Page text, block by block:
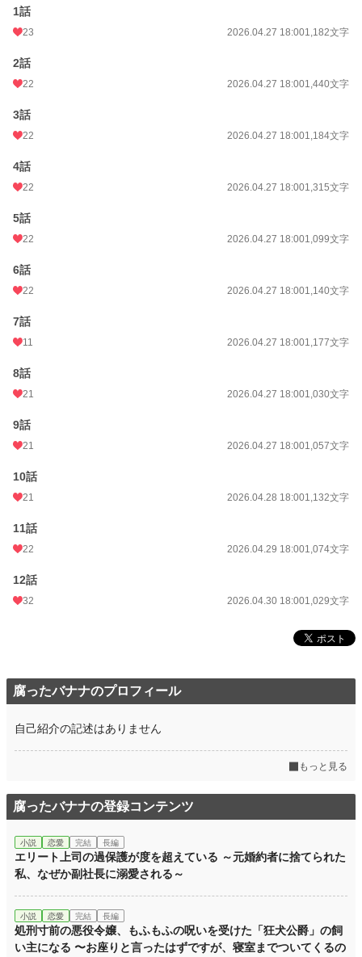
実は、冴えない夫の正体は、時価総額数兆円を誇る世界一のIT企業のCEO。
彼は五年前のある出来事から、真由を独占するために虎視眈々とこの機会を狙っ
小説
恋愛
お気に入り
24h.ポイント
文字数
更新日時
月間ポイント
累計ポイント
1話
23 2026.04.27 18:001,182文字
2話
22 2026.04.27 18:001,440文字
3話
22 2026.04.27 18:001,184文字
4話
22 2026.04.27 18:001,315文字
5話
22 2026.04.27 18:001,099文字
6話
22 2026.04.27 18:001,140文字
7話
11 2026.04.27 18:001,177文字
8話
21 2026.04.27 18:001,030文字
9話
21 2026.04.27 18:001,057文字
10話
21 2026.04.28 18:001,132文字
11話
22 2026.04.29 18:001,074文字
12話
32 2026.04.30 18:001,029文字
腐ったバナナのプロフィール
自己紹介の記述はありません
もっと見る
腐ったバナナの登録コンテンツ
小説 恋愛 完結 長編
エリート上司の過保護が度を超えている ～元婚約者に捨てられた
私、なぜか副社長に溺愛される～
小説 恋愛 完結 長編
処刑寸前の悪役令嬢、もふもふの呪いを受けた「狂犬公爵」の飼
い主になる 〜お座りと言ったはずですが、寝室までついてくるの